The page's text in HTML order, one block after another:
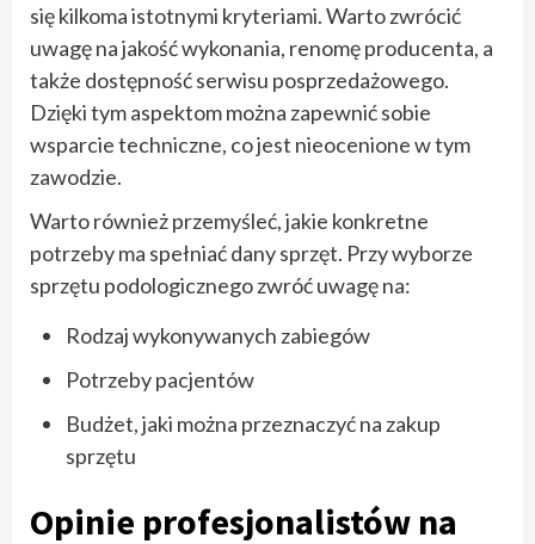
się kilkoma istotnymi kryteriami. Warto zwrócić
uwagę na jakość wykonania, renomę producenta, a
także dostępność serwisu posprzedażowego.
Dzięki tym aspektom można zapewnić sobie
wsparcie techniczne, co jest nieocenione w tym
zawodzie.
Warto również przemyśleć, jakie konkretne
potrzeby ma spełniać dany sprzęt. Przy wyborze
sprzętu podologicznego zwróć uwagę na:
Rodzaj wykonywanych zabiegów
Potrzeby pacjentów
Budżet, jaki można przeznaczyć na zakup
sprzętu
Opinie profesjonalistów na